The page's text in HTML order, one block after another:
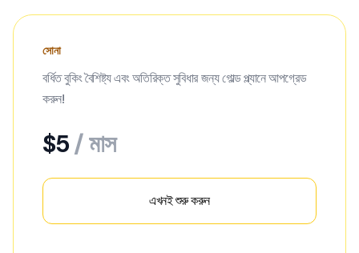
সোনা
বর্ধিত বুকিং বৈশিষ্ট্য এবং অতিরিক্ত সুবিধার জন্য গোল্ড প্ল্যানে আপগ্রেড
করুন!
$5/ মাস
এখনই শুরু করুন